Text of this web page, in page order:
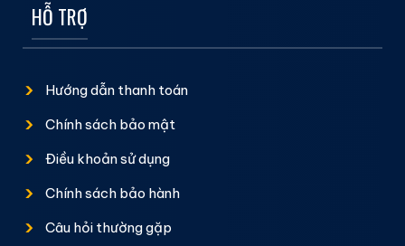
HỖ TRỢ
Hướng dẫn thanh toán
Chính sách bảo mật
Điều khoản sử dụng
Chính sách bảo hành
Câu hỏi thường gặp